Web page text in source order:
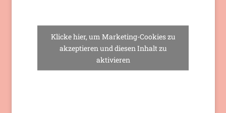
Klicke hier, um Marketing-Cookies zu
akzeptieren und diesen Inhalt zu
aktivieren